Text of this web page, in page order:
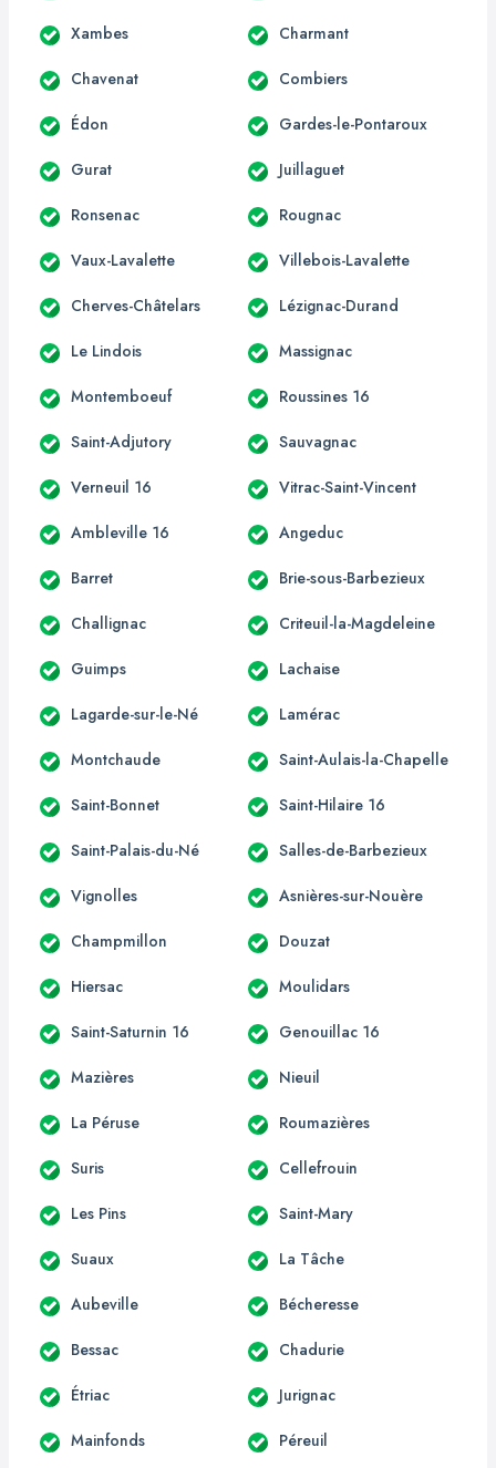
Xambes Charmant
Chavenat Combiers
Édon Gardes-le-Pontaroux
Gurat Juillaguet
Ronsenac Rougnac
Vaux-Lavalette Villebois-Lavalette
Cherves-Châtelars Lézignac-Durand
Le Lindois Massignac
Montemboeuf Roussines 16
Saint-Adjutory Sauvagnac
Verneuil 16 Vitrac-Saint-Vincent
Ambleville 16 Angeduc
Barret Brie-sous-Barbezieux
Challignac Criteuil-la-Magdeleine
Guimps Lachaise
Lagarde-sur-le-Né Lamérac
Montchaude Saint-Aulais-la-Chapelle
Saint-Bonnet Saint-Hilaire 16
Saint-Palais-du-Né Salles-de-Barbezieux
Vignolles Asnières-sur-Nouère
Champmillon Douzat
Hiersac Moulidars
Saint-Saturnin 16 Genouillac 16
Mazières Nieuil
La Péruse Roumazières
Suris Cellefrouin
Les Pins Saint-Mary
Suaux La Tâche
Aubeville Bécheresse
Bessac Chadurie
Étriac Jurignac
Mainfonds Péreuil